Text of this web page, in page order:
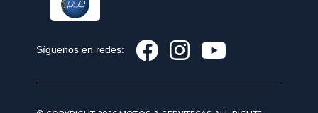
Síguenos en redes: